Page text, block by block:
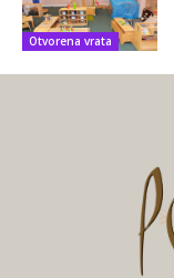
Otvorena vrata